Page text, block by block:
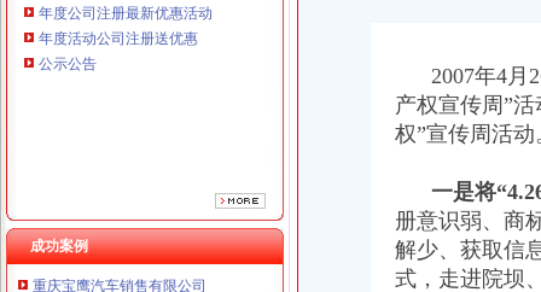
本站导航年度公司注册最新优惠活动
年度活动公司注册送优惠
公示公告
成功案例
2007年4月
产权宣传周”
权”宣传周活动
一是将
册意识弱、商
解少、获取信
式，走进院坝